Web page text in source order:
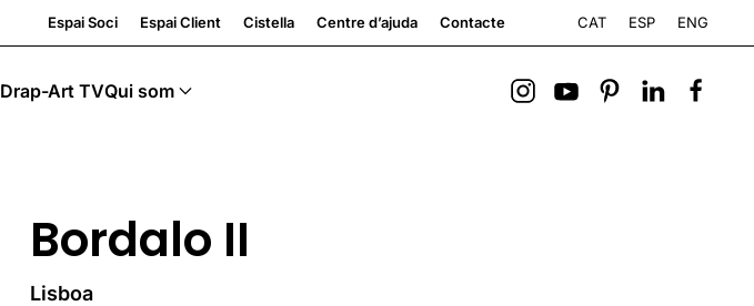
Espai Soci Espai Client Cistella Centre d’ajuda Contacte CAT ESP ENG
Drap-Art TVQui som
Bordalo II
Lisboa